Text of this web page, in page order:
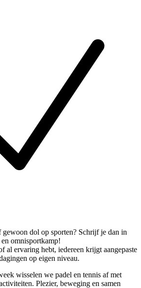
gewoon dol op sporten? Schrijf je dan in
omnisportkamp!
al ervaring hebt, iedereen krijgt aangepaste
op eigen niveau.
wisselen we padel en tennis af met
Plezier, beweging en samen